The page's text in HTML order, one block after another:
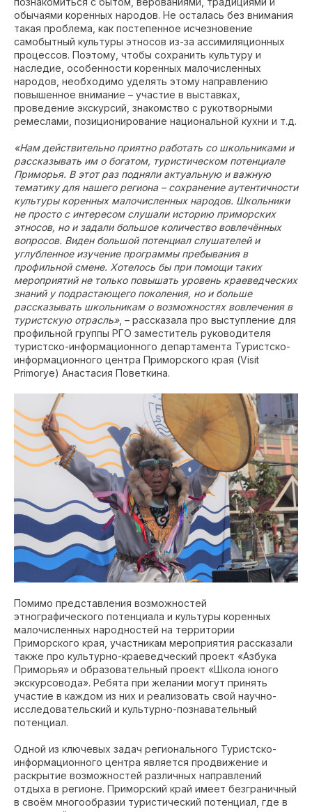
обычаями коренных народов. Не осталась без внимания
такая проблема, как постепенное исчезновение
самобытный культуры этносов из-за ассимиляционных
процессов. Поэтому, чтобы сохранить культуру и
наследие, особенности коренных малочисленных
народов, необходимо уделять этому направлению
повышенное внимание – участие в выставках,
проведение экскурсий, знакомство с рукотворными
ремеслами, позиционирование национальной кухни и т.д.
«Нам действительно приятно работать со школьниками и
рассказывать им о богатом, туристическом потенциале
Приморья. В этот раз подняли актуальную и важную
тематику для нашего региона – сохранение аутентичности
культуры коренных малочисленных народов. Школьники
не просто с интересом слушали историю приморских
этносов, но и задали большое количество вовлечённых
вопросов. Виден большой потенциал слушателей и
углубленное изучение программы пребывания в
профильной смене. Хотелось бы при помощи таких
мероприятий не только повышать уровень краеведческих
знаний у подрастающего поколения, но и больше
рассказывать школьникам о возможностях вовлечения в
туристскую отрасль», – рассказала про выступление для
профильной группы РГО заместитель руководителя
туристско-информационного департамента Туристско-
информационного центра Приморского края (Visit
Primorye) Анастасия Поветкина.
Помимо представления возможностей
этнографического потенциала и культуры коренных
малочисленных народностей на территории
Приморского края, участникам мероприятия рассказали
также про культурно-краеведческий проект «Азбука
Приморья» и образовательный проект «Школа юного
экскурсовода». Ребята при желании могут принять
участие в каждом из них и реализовать свой научно-
исследовательский и культурно-познавательный
потенциал.
Одной из ключевых задач регионального Туристско-
информационного центра является продвижение и
раскрытие возможностей различных направлений
отдыха в регионе. Приморский край имеет безграничный
в своём многообразии туристический потенциал, где в